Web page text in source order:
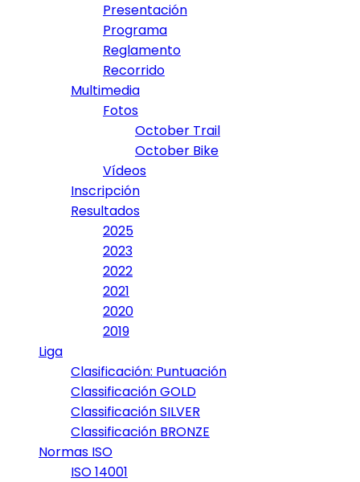
Presentación
Programa
Reglamento
Recorrido
Multimedia
Fotos
October Trail
October Bike
Vídeos
Inscripción
Resultados
2025
2023
2022
2021
2020
2019
Liga
Clasificación: Puntuación
Classificación GOLD
Classificación SILVER
Classificación BRONZE
Normas ISO
ISO 14001